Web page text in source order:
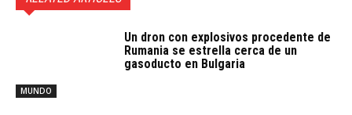
MUNDO
Un dron con explosivos procedente de
Rumania se estrella cerca de un
gasoducto en Bulgaria